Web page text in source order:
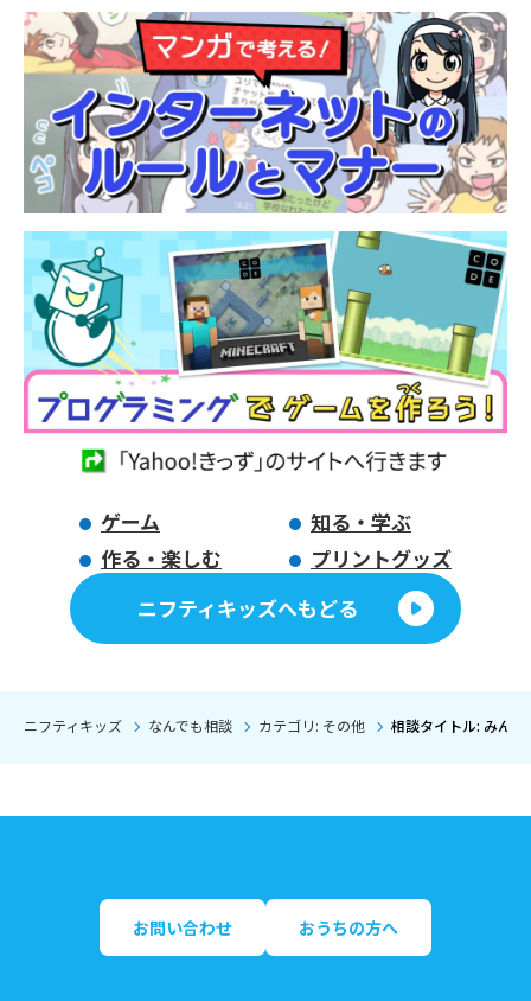
ゲーム
知る・学ぶ
作る・楽しむ
プリントグッズ
ニフティキッズへもどる
ニフティキッズ なんでも相談 カテゴリ: その他 相談タイトル: みん
お問い合わせ おうちの方へ